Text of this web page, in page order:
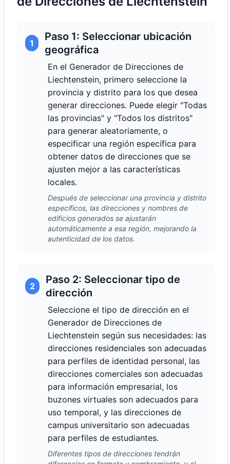
1
Paso 1: Seleccionar ubicación
geográfica
En el Generador de Direcciones de
Liechtenstein, primero seleccione la
provincia y distrito para los que desea
generar direcciones. Puede elegir "Todas
las provincias" y "Todos los distritos"
para generar aleatoriamente, o
especificar una región específica para
obtener datos de direcciones que se
ajusten mejor a las características
locales.
Después de seleccionar una provincia y distrito
específicos, las direcciones y nombres de
edificios generados se ajustarán
automáticamente a esa región, mejorando la
autenticidad de los datos.
2
Paso 2: Seleccionar tipo de
dirección
Seleccione el tipo de dirección en el
Generador de Direcciones de
Liechtenstein según sus necesidades: las
direcciones residenciales son adecuadas
para perfiles de identidad personal, las
direcciones comerciales son adecuadas
para información empresarial, los
buzones virtuales son adecuados para
uso temporal, y las direcciones de
campus universitario son adecuadas
para perfiles de estudiantes.
Diferentes tipos de direcciones tendrán